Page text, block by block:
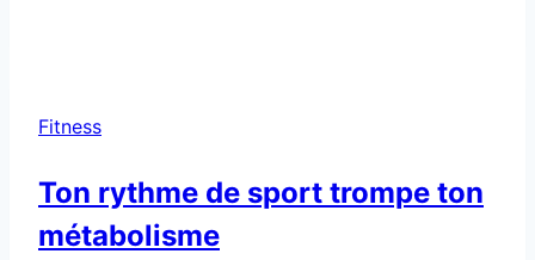
à
la
Fitness
Ton rythme de sport trompe ton
métabolisme